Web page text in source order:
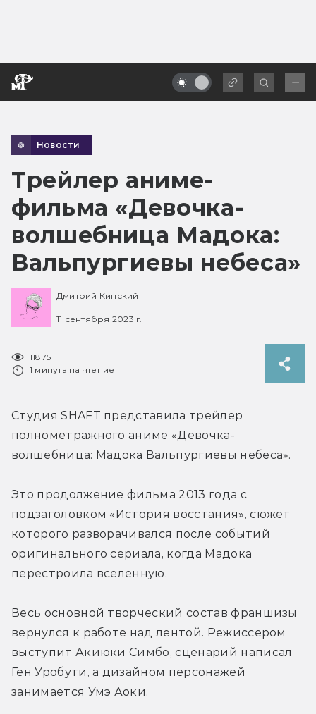
Новости
Трейлер аниме-
фильма «Девочка-
волшебница Мадока:
Вальпургиевы небеса»
Дмитрий Кинский
11 сентября 2023 г.
11875
1 минута на чтение
Студия SHAFT представила трейлер
полнометражного аниме «Девочка-
волшебница: Мадока Вальпургиевы небеса».
Это продолжение фильма 2013 года с
подзаголовком «История восстания», сюжет
которого разворачивался после событий
оригинального сериала, когда Мадока
перестроила вселенную.
Весь основной творческий состав франшизы
вернулся к работе над лентой. Режиссером
выступит Акиюки Симбо, сценарий написал
Ген Уробути, а дизайном персонажей
занимается Умэ Аоки.